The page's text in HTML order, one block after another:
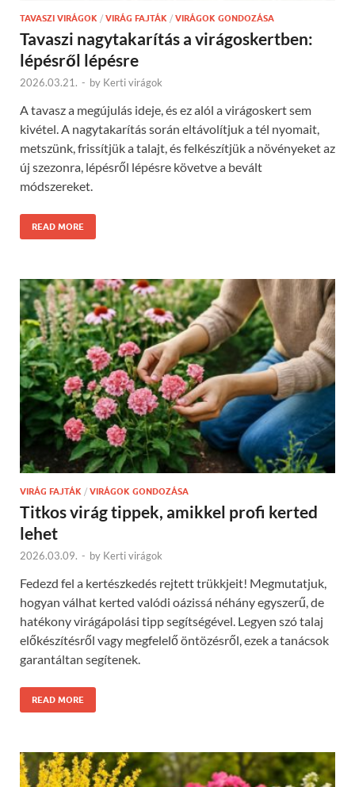
TAVASZI VIRÁGOK / VIRÁG FAJTÁK / VIRÁGOK GONDOZÁSA
Tavaszi nagytakarítás a virágoskertben:
lépésről lépésre
2026.03.21. - by Kerti virágok
A tavasz a megújulás ideje, és ez alól a virágoskert sem
kivétel. A nagytakarítás során eltávolítjuk a tél nyomait,
metszünk, frissítjük a talajt, és felkészítjük a növényeket az
új szezonra, lépésről lépésre követve a bevált
módszereket.
READ MORE
VIRÁG FAJTÁK / VIRÁGOK GONDOZÁSA
Titkos virág tippek, amikkel profi kerted
lehet
2026.03.09. - by Kerti virágok
Fedezd fel a kertészkedés rejtett trükkjeit! Megmutatjuk,
hogyan válhat kerted valódi oázissá néhány egyszerű, de
hatékony virágápolási tipp segítségével. Legyen szó talaj
előkészítésről vagy megfelelő öntözésről, ezek a tanácsok
garantáltan segítenek.
READ MORE